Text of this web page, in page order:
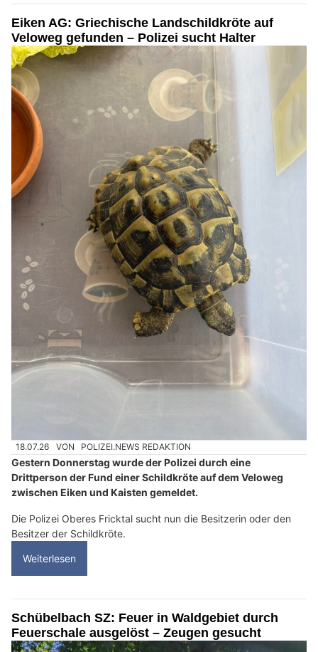
Eiken AG: Griechische Landschildkröte auf
Veloweg gefunden – Polizei sucht Halter
18.07.26 VON POLIZEI.NEWS REDAKTION
Gestern Donnerstag wurde der Polizei durch eine
Drittperson der Fund einer Schildkröte auf dem Veloweg
zwischen Eiken und Kaisten gemeldet.
Die Polizei Oberes Fricktal sucht nun die Besitzerin oder den
Besitzer der Schildkröte.
Weiterlesen
Schübelbach SZ: Feuer in Waldgebiet durch
Feuerschale ausgelöst – Zeugen gesucht